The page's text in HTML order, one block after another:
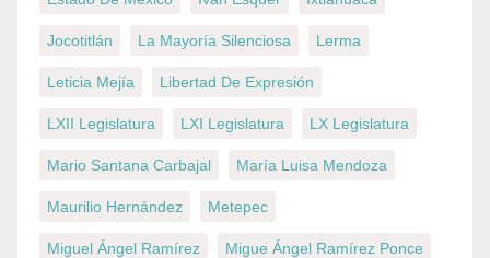
Jocotitlán La Mayoría Silenciosa Lerma
Leticia Mejía Libertad De Expresión
LXII Legislatura LXI Legislatura LX Legislatura
Mario Santana Carbajal María Luisa Mendoza
Maurilio Hernández Metepec
Miguel Ángel Ramírez Migue Ángel Ramírez Ponce